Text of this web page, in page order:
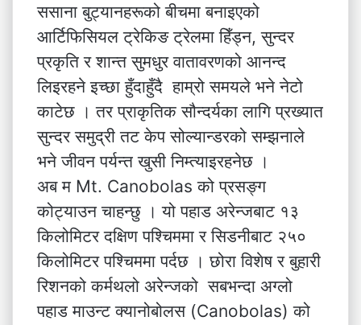
ससाना बुट्यानहरूको बीचमा बनाइएको
आर्टिफिसियल ट्रेकिङ ट्रेलमा हिँड्न, सुन्दर
प्रकृति र शान्त सुमधुर वातावरणको आनन्द
लिइरहने इच्छा हुँदाहुँदै हाम्रो समयले भने नेटो
काटेछ । तर प्राकृतिक सौन्दर्यका लागि प्रख्यात
सुन्दर समुद्री तट केप सोल्यान्डरको सम्झनाले
भने जीवन पर्यन्त खुसी निम्त्याइरहनेछ ।
अब म Mt. Canobolas को प्रसङ्ग
कोट्याउन चाहन्छु । यो पहाड अरेन्जबाट १३
किलोमिटर दक्षिण पश्चिममा र सिडनीबाट २५०
किलोमिटर पश्चिममा पर्दछ । छोरा विशेष र बुहारी
रिशनको कर्मथलो अरेन्जको सबभन्दा अग्लो
पहाड माउन्ट क्यानोबोलस (Canobolas) को